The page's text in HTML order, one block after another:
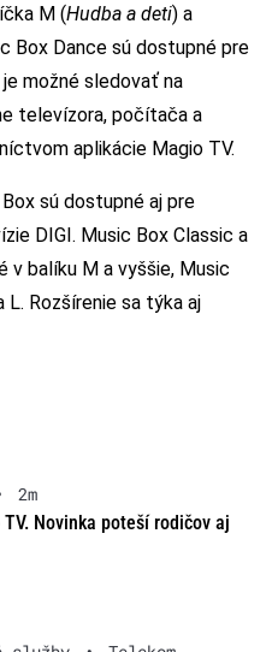
M (Hudba a deti) a
Box Dance sú dostupné pre
možné sledovať na
televízora, počítača a
aplikácie Magio TV.
sú dostupné aj pre
DIGI. Music Box Classic a
v balíku M a vyššie, Music
L. Rozšírenie sa týka aj
2m
Novinka poteší rodičov aj